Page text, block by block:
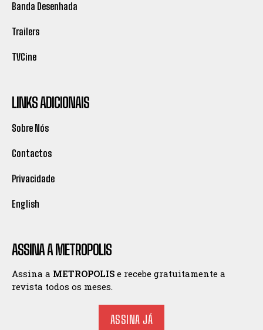
Banda Desenhada
Trailers
TVCine
LINKS ADICIONAIS
Sobre Nós
Contactos
Privacidade
English
ASSINA A METROPOLIS
Assina a METROPOLIS e recebe gratuitamente a
revista todos os meses.
ASSINA JÁ